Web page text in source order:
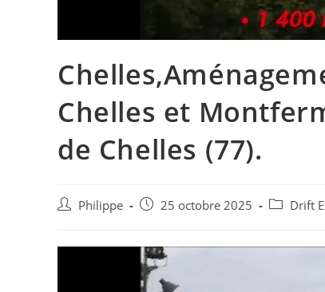
Chelles et
de Chelles (77).
Auteur/autrice
Philippe
Post 25 octobre 2025
Post Drift